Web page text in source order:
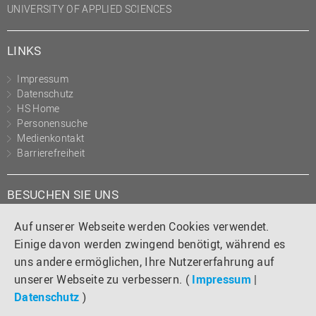
Auf unserer Webseite werden Cookies verwendet.
Einige davon werden zwingend benötigt, während es
uns andere ermöglichen, Ihre Nutzererfahrung auf
unserer Webseite zu verbessern. ( Impressum |
Datenschutz )
(PMO)
Recht
Science to Business GmbH
Studierendensekretariat
Studium und Lehre
Transfer- und
UNIVERSITY OF APPLIED SCIENCES
LINKS
Impressum
Datenschutz
HS Home
Personensuche
Medienkontakt
Barrierefreiheit
BESUCHEN SIE UNS
Instagram
TiktokLinkedIn
YouTube
Facebook